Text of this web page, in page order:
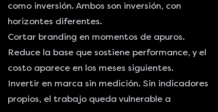
como inversión. Ambos son inversión, con
horizontes diferentes.
Cortar branding en momentos de apuros.
Reduce la base que sostiene performance, y el
costo aparece en los meses siguientes.
Invertir en marca sin medición. Sin indicadores
propios, el trabajo queda vulnerable a